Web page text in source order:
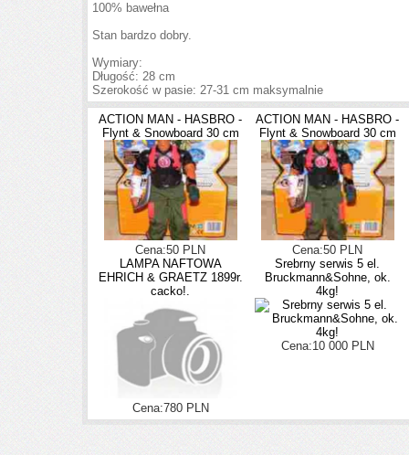
100% bawełna
Stan bardzo dobry.
Wymiary:
Długość: 28 cm
Szerokość w pasie: 27-31 cm maksymalnie
ACTION MAN - HASBRO -
Flynt & Snowboard 30 cm
Cena:50 PLN
ACTION MAN - HASBRO -
Flynt & Snowboard 30 cm
Cena:50 PLN
LAMPA NAFTOWA
EHRICH & GRAETZ 1899r.
cacko!.
Cena:780 PLN
Srebrny serwis 5 el.
Bruckmann&Sohne, ok.
4kg!
Cena:10 000 PLN